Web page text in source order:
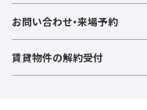
土地
投資物件
ラグジュアリー物件
【売る】
追浜店
衣笠店
横須賀中央店
お問い合わせ・来場予約
賃貸物件の解約受付